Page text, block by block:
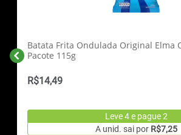
Batata Frita Ondulada Original Elma
Pacote 115g
R$14,49
Leve 4 e pague 2
A unid. sai por R$7,25